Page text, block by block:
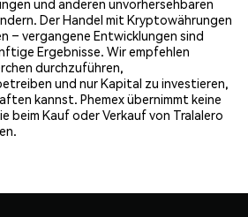
und anderen unvorhersehbaren
Der Handel mit Kryptowährungen
– vergangene Entwicklungen sind
Ergebnisse. Wir empfehlen
durchzuführen,
und nur Kapital zu investieren,
kannst. Phemex übernimmt keine
beim Kauf oder Verkauf von Tralalero